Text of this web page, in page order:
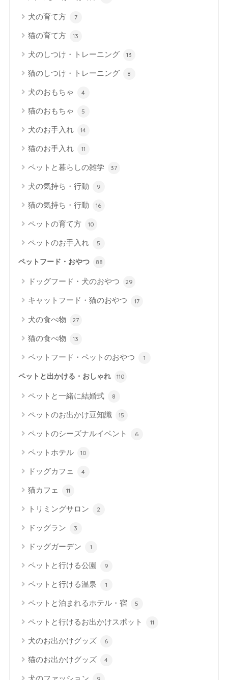
犬の育て方 7
猫の育て方 13
犬のしつけ・トレーニング 13
猫のしつけ・トレーニング 8
犬のおもちゃ 4
猫のおもちゃ 5
犬のお手入れ 14
猫のお手入れ 11
ペットと暮らしの雑学 37
犬の気持ち・行動 9
猫の気持ち・行動 16
ペットの育て方 10
ペットのお手入れ 5
ペットフード・おやつ 88
ドッグフード・犬のおやつ 29
キャットフード・猫のおやつ 17
犬の食べ物 27
猫の食べ物 13
ペットフード・ペットのおやつ 1
ペットと出かける・おしゃれ 110
ペットと一緒に結婚式 8
ペットのお出かけ豆知識 15
ペットのシーズナルイベント 6
ペットホテル 10
ドッグカフェ 4
猫カフェ 11
トリミングサロン 2
ドッグラン 3
ドッグガーデン 1
ペットと行ける公園 9
ペットと行ける温泉 1
ペットと泊まれるホテル・宿 5
ペットと行けるお出かけスポット 11
犬のお出かけグッズ 6
猫のお出かけグッズ 4